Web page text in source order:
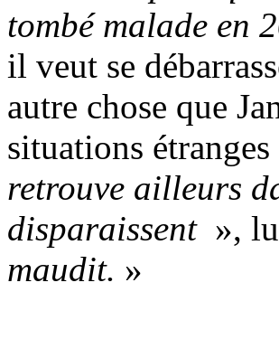
tombé malade en
il veut se
autre chose que
situations étranges
retrouve ailleurs
disparaissent »,
maudit. »